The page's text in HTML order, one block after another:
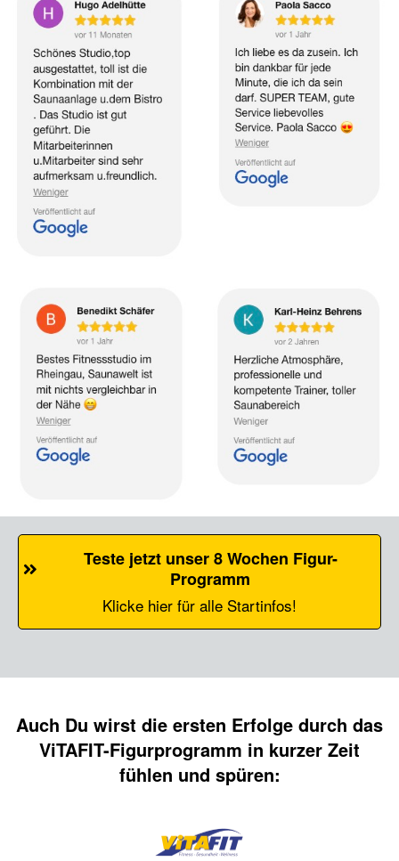
Teste jetzt unser 8 Wochen Figur-
Programm
Klicke hier für alle Startinfos!
Auch Du wirst die ersten Erfolge durch das
ViTAFIT-Figurprogramm in kurzer Zeit
fühlen und spüren: